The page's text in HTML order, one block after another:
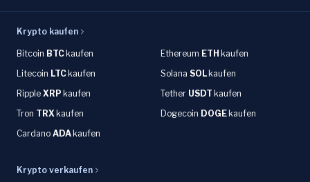
Krypto kaufen
Bitcoin BTC kaufen Ethereum ETH kaufen
Litecoin LTC kaufen Solana SOL kaufen
Ripple XRP kaufen Tether USDT kaufen
Tron TRX kaufen Dogecoin DOGE kaufen
Cardano ADA kaufen
Krypto verkaufen